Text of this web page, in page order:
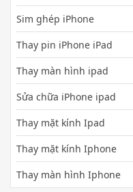
Sim ghép iPhone
Thay pin iPhone iPad
Thay màn hình ipad
Sửa chữa iPhone ipad
Thay mặt kính Ipad
Thay mặt kính Iphone
Thay màn hình Iphone